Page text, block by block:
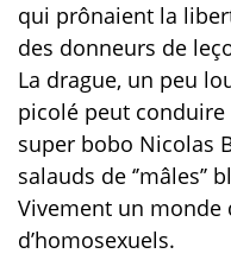
qui prônaient la
des donneurs de
La drague, un peu
picolé peut
super bobo Nicolas
salauds de
Vivement un monde
d’homosexuels.